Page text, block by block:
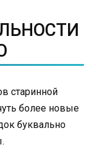
старинной
более новые
буквально